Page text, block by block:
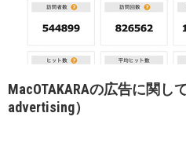
MacOTAKARAの広告に関し
advertising）